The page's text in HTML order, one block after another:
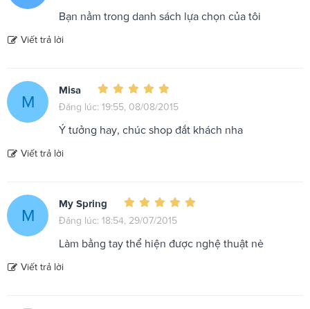
Bạn nằm trong danh sách lựa chọn của tôi
Viết trả lời
M
Misa
Đăng lúc: 19:55, 08/08/2015
Ý tưởng hay, chúc shop đắt khách nha
Viết trả lời
M
My Spring
Đăng lúc: 18:54, 29/07/2015
Làm bằng tay thể hiện được nghệ thuật nè
Viết trả lời